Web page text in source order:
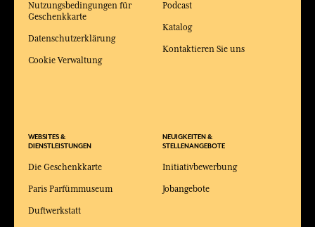
Nutzungsbedingungen für
Geschenkkarte
Datenschutzerklärung
Cookie Verwaltung
WEBSITES &
DIENSTLEISTUNGEN
Die Geschenkkarte
Paris Parfümmuseum
Duftwerkstatt
Podcast
Katalog
Kontaktieren Sie uns
NEUIGKEITEN &
STELLENANGEBOTE
Initiativbewerbung
Jobangebote